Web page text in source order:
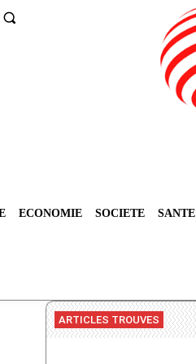
ECONOMIE SOCIETE SANTE
ARTICLES TROUVES